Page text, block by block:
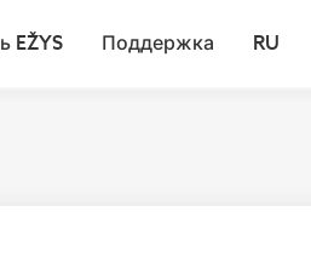
EŽYS Поддержка RU